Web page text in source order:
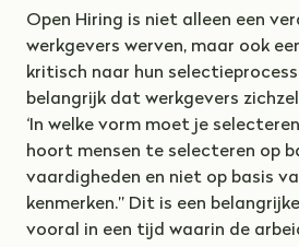
Open Hiring is niet alleen een
werkgevers werven, maar ook
kritisch naar hun
belangrijk dat werkgevers
‘In welke vorm moet je
hoort mensen te selecteren op
vaardigheden en niet op basis
kenmerken.” Dit is een
vooral in een tijd waarin de